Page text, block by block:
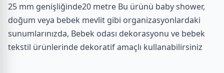
25 mm genişliğinde20 metre Bu ürünü baby shower,
doğum veya bebek mevlit gibi organizasyonlardaki
sunumlarınızda, Bebek odası dekorasyonu ve bebek
tekstil ürünlerinde dekoratif amaçlı kullanabilirsiniz